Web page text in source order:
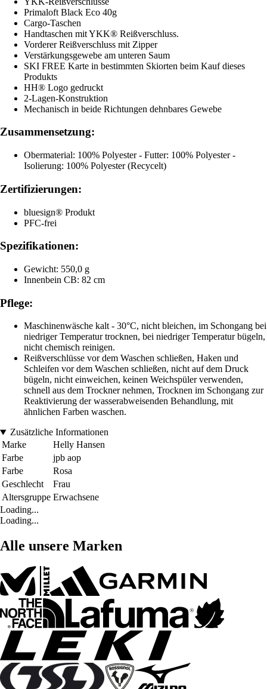
Primaloft Black Eco 40g
Cargo-Taschen
Handtaschen mit YKK® Reißverschluss.
Vorderer Reißverschluss mit Zipper
Verstärkungsgewebe am unteren Saum
SKI FREE Karte in bestimmten Skiorten beim Kauf dieses
Produkts
HH® Logo gedruckt
2-Lagen-Konstruktion
Mechanisch in beide Richtungen dehnbares Gewebe
Zusammensetzung:
Obermaterial: 100% Polyester - Futter: 100% Polyester -
Isolierung: 100% Polyester (Recycelt)
Zertifizierungen:
bluesign® Produkt
PFC-frei
Spezifikationen:
Gewicht: 550,0 g
Innenbein CB: 82 cm
Pflege:
Maschinenwäsche kalt - 30°C, nicht bleichen, im Schongang bei
niedriger Temperatur trocknen, bei niedriger Temperatur bügeln,
nicht chemisch reinigen.
Reißverschlüsse vor dem Waschen schließen, Haken und
Schleifen vor dem Waschen schließen, nicht auf dem Druck
bügeln, nicht einweichen, keinen Weichspüler verwenden,
schnell aus dem Trockner nehmen, Trocknen im Schongang zur
Reaktivierung der wasserabweisenden Behandlung, mit
ähnlichen Farben waschen.
Zusätzliche Informationen
Marke
Helly Hansen
Farbe
jpb aop
Farbe
Rosa
Geschlecht
Frau
Altersgruppe Erwachsene
Loading...
Loading...
Alle unsere Marken